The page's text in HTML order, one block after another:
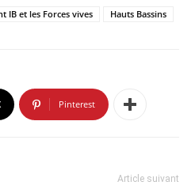
IB et les Forces vives Hauts Bassins
Pinterest
Article suivant